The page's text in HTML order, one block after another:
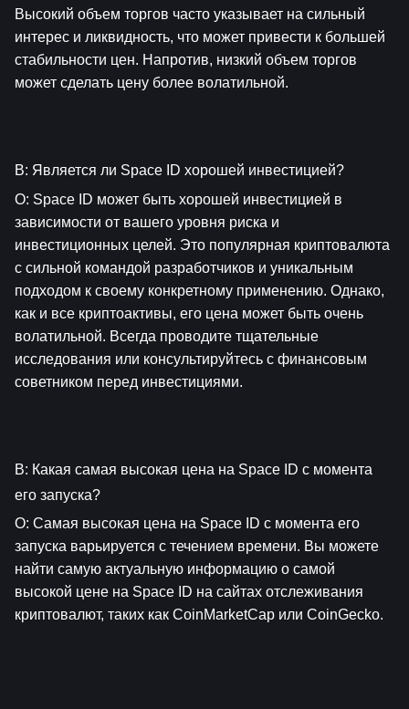
Высокий объем торгов часто указывает на сильный
интерес и ликвидность, что может привести к большей
стабильности цен. Напротив, низкий объем торгов
может сделать цену более волатильной.
В: Является ли Space ID хорошей инвестицией?
О: Space ID может быть хорошей инвестицией в
зависимости от вашего уровня риска и
инвестиционных целей. Это популярная криптовалюта
с сильной командой разработчиков и уникальным
подходом к своему конкретному применению. Однако,
как и все криптоактивы, его цена может быть очень
волатильной. Всегда проводите тщательные
исследования или консультируйтесь с финансовым
советником перед инвестициями.
В: Какая самая высокая цена на Space ID с момента
его запуска?
О: Самая высокая цена на Space ID с момента его
запуска варьируется с течением времени. Вы можете
найти самую актуальную информацию о самой
высокой цене на Space ID на сайтах отслеживания
криптовалют, таких как CoinMarketCap или CoinGecko.